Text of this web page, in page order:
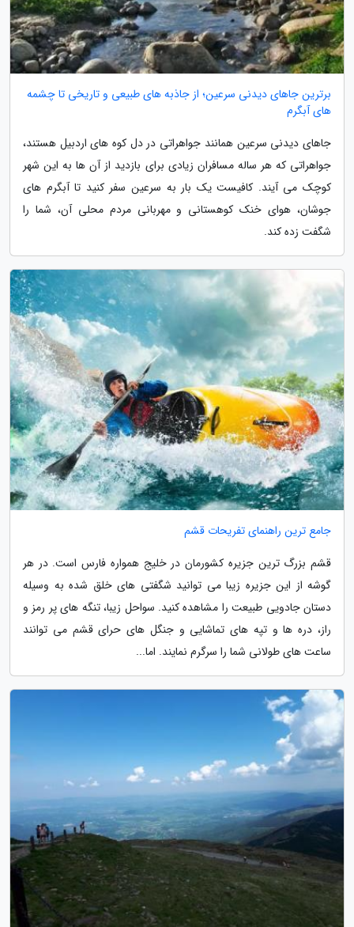
برترین جاهای دیدنی سرعین؛ از جاذبه های طبیعی و تاریخی تا چشمه
های آبگرم
جاهای دیدنی سرعین همانند جواهراتی در دل کوه های اردبیل هستند،
جواهراتی که هر ساله مسافران زیادی برای بازدید از آن ها به این شهر
کوچک می آیند. کافیست یک بار به سرعین سفر کنید تا آبگرم های
جوشان، هوای خنک کوهستانی و مهربانی مردم محلی آن، شما را
شگفت زده کند.
جامع ترین راهنمای تفریحات قشم
قشم بزرگ ترین جزیره کشورمان در خلیج همواره فارس است. در هر
گوشه از این جزیره زیبا می توانید شگفتی های خلق شده به وسیله
دستان جادویی طبیعت را مشاهده کنید. سواحل زیبا، تنگه های پر رمز و
راز، دره ها و تپه های تماشایی و جنگل های حرای قشم می توانند
ساعت های طولانی شما را سرگرم نمایند. اما...